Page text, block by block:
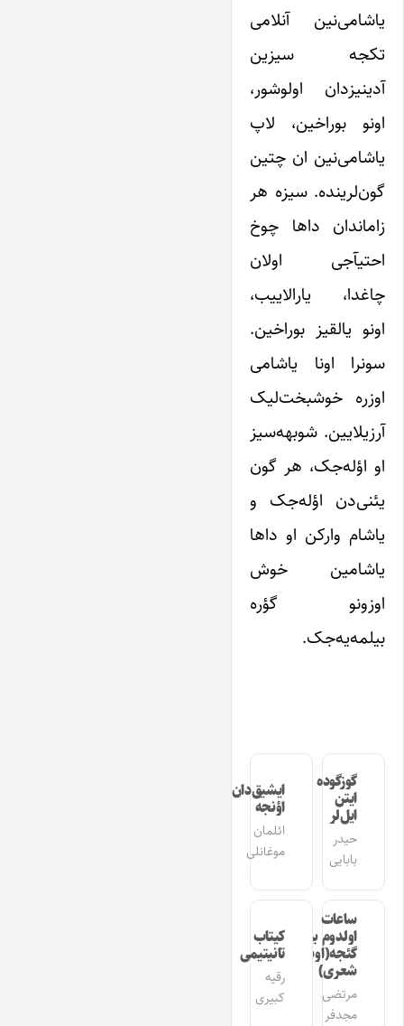
یاشامی‌نین آنلامی
تکجه سیزین
آدینیزدان اولوشور،
اونو بوراخین، لاپ
یاشامی‌نین ان چتین
گون‌لرینده. سیزه هر
زاماندان داها چوخ
احتیآجی اولان
چاغدا، یارالاییب،
اونو یالقیز بوراخین.
سونرا اونا یاشامی
اوزره خوشبخت‌لیک
آرزیلایین. شوبهه‌سیز
او اؤله‌جک، هر گون
یئنی‌دن اؤله‌جک و
یاشام وارکن او داها
یاشامین خوش
اوزونو گؤره
بیلمه‌یه‌جک.
گوزگوده
ایتن
ایل‌لر
حیدر
بابایی
ایشیق‌دان
اؤنجه
ائلمان
موغانلی
ساعات
اولدوم بیر
گئجه(اوشاق
شعری)
مرتضی
مجدفر
کیتاب
تانیتیمی
رقیه
کبیری